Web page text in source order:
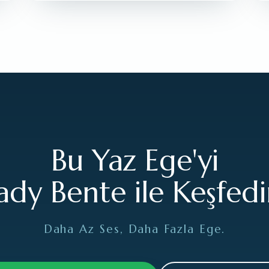
Bu Yaz Ege'yi
Bente ile
Daha Az Ses, Daha Fazla Ege.